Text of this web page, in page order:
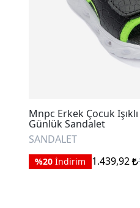
Mnpc Erkek Çocuk
Günlük Sandalet
SANDALET
%20 İndirim 1.439,92